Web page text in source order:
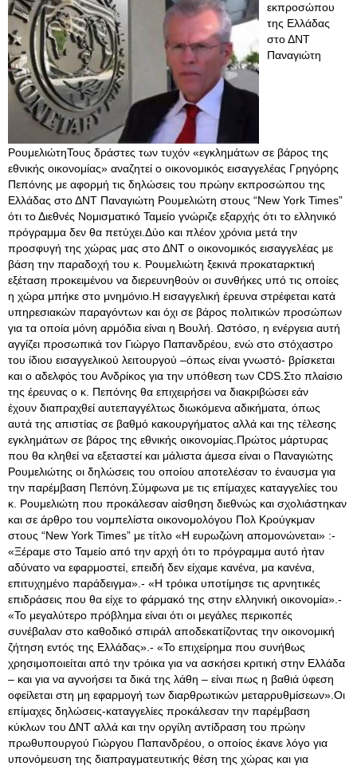
εκπροσώπου
της Ελλάδας
στο ΔΝΤ
Παναγιώτη
ΡουμελιώτηΤους δράστες των τυχόν «εγκλημάτων σε βάρος της
εθνικής οικονομίας» αναζητεί ο οικονομικός εισαγγελέας Γρηγόρης
Πεπόνης με αφορμή τις δηλώσεις του πρώην εκπροσώπου της
Ελλάδας στο ΔΝΤ Παναγιώτη Ρουμελιώτη στους “New York Times”
ότι το Διεθνές Νομισματικό Ταμείο γνώριζε εξαρχής ότι το ελληνικό
πρόγραμμα δεν θα πετύχει.Δύο και πλέον χρόνια μετά την
προσφυγή της χώρας μας στο ΔΝΤ ο οικονομικός εισαγγελέας με
βάση την παραδοχή του κ. Ρουμελιώτη ξεκινά προκαταρκτική
εξέταση προκειμένου να διερευνηθούν οι συνθήκες υπό τις οποίες
η χώρα μπήκε στο μνημόνιο.Η εισαγγελική έρευνα στρέφεται κατά
υπηρεσιακών παραγόντων και όχι σε βάρος πολιτικών προσώπων
για τα οποία μόνη αρμόδια είναι η Βουλή. Ωστόσο, η ενέργεια αυτή
αγγίζει προσωπικά τον Γιώργο Παπανδρέου, ενώ στο στόχαστρο
του ίδιου εισαγγελικού λειτουργού –όπως είναι γνωστό- βρίσκεται
και ο αδελφός του Ανδρίκος για την υπόθεση των CDS.Στο πλαίσιο
της έρευνας ο κ . Πεπόνης θα επιχειρήσει να διακριβώσει εάν
έχουν διαπραχθεί αυτεπαγγέλτως διωκόμενα αδικήματα, όπως
αυτά της απιστίας σε βαθμό κακουργήματος αλλά και της τέλεσης
εγκλημάτων σε βάρος της εθνικής οικονομίας.Πρώτος μάρτυρας
που θα κληθεί να εξεταστεί και μάλιστα άμεσα είναι ο Παναγιώτης
Ρουμελιώτης οι δηλώσεις του οποίου αποτελέσαν το έναυσμα για
την παρέμβαση Πεπόνη.Σύμφωνα με τις επίμαχες καταγγελίες του
κ. Ρουμελιώτη που προκάλεσαν αίσθηση διεθνώς και σχολιάστηκαν
και σε άρθρο του νομπελίστα οικονομολόγου Πολ Κρούγκμαν
στους “New York Times” με τίτλο «Η ευρωζώνη απομονώνεται» :-
«Ξέραμε στο Ταμείο από την αρχή ότι το πρόγραμμα αυτό ήταν
αδύνατο να εφαρμοστεί, επειδή δεν είχαμε κανένα, μα κανένα,
επιτυχημένο παράδειγμα».- «Η τρόικα υποτίμησε τις αρνητικές
επιδράσεις που θα είχε το φάρμακό της στην ελληνική οικονομία».-
«Το μεγαλύτερο πρόβλημα είναι ότι οι μεγάλες περικοπές
συνέβαλαν στο καθοδικό σπιράλ αποδεκατίζοντας την οικονομική
ζήτηση εντός της Ελλάδας».- «Το επιχείρημα που συνήθως
χρησιμοποιείται από την τρόικα για να ασκήσει κριτική στην Ελλάδα
– και για να αγνοήσει τα δικά της λάθη – είναι πως η βαθιά ύφεση
οφείλεται στη μη εφαρμογή των διαρθρωτικών μεταρρυθμίσεων».Οι
επίμαχες δηλώσεις-καταγγελίες προκάλεσαν την παρέμβαση
κύκλων του ΔΝΤ αλλά και την οργίλη αντίδραση του πρώην
πρωθυπουργού Γιώργου Παπανδρέου, ο οποίος έκανε λόγο για
υπονόμευση της διαπραγματευτικής θέση της χώρας και για